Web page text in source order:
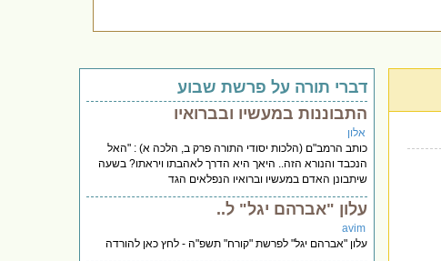
דברי תורה על פרשת שבוע
התבוננות במעשיו ובברואיו
אלון
כותב הרמב"ם (הלכות יסודי התורה פרק ב, הלכה א) : "האל
הנכבד והנורא הזה.. היאך היא הדרך לאהבתו ויראתו? בשעה
שיתבונן האדם במעשיו וברואיו הנפלאים הגד
עלון "אברהם יגל" ל..
avim
עלון "אברהם יגל" לפרשת "קורח" תשפ"ה - לחץ כאן להורדה